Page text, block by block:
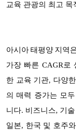
교육 관광의 최고
아시아 태평양 지역
가장 빠른 CAGR로
한 교육 기관, 다양
의 매력 증가는 모
니다. 비즈니스, 기
일본, 한국 및 호주